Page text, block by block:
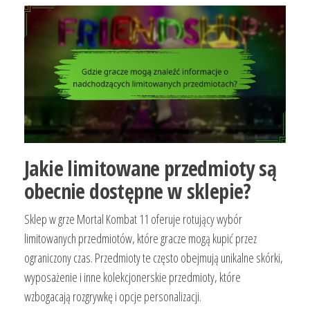
Jakie limitowane przedmioty są
obecnie dostępne w sklepie?
Sklep w grze Mortal Kombat 11 oferuje rotujący wybór
limitowanych przedmiotów, które gracze mogą kupić przez
ograniczony czas. Przedmioty te często obejmują unikalne skórki,
wyposażenie i inne kolekcjonerskie przedmioty, które
wzbogacają rozgrywkę i opcje personalizacji.